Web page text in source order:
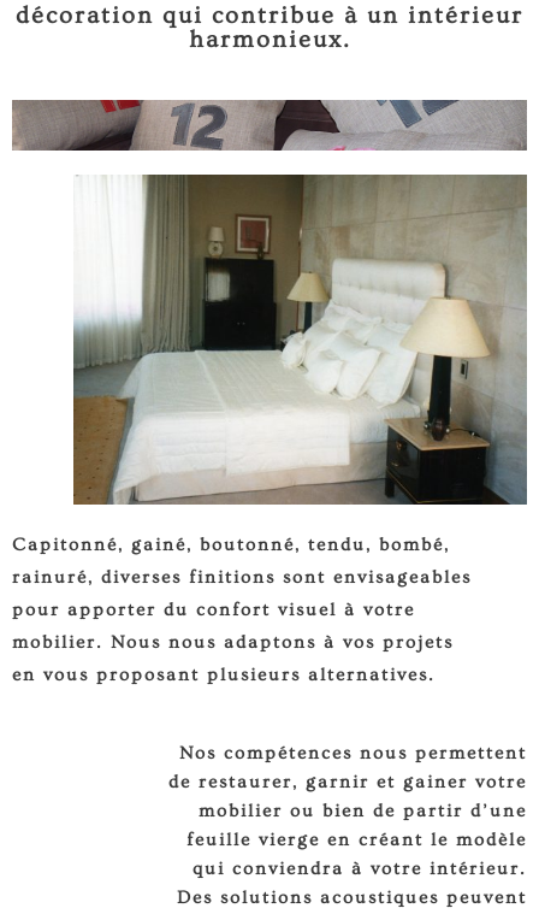
décoration qui contribue à un intérieur
harmonieux.
Capitonné, gainé, boutonné, tendu, bombé,
rainuré, diverses finitions sont envisageables
pour apporter du confort visuel à votre
mobilier. Nous nous adaptons à vos projets
en vous proposant plusieurs alternatives.
Nos compétences nous permettent
de restaurer, garnir et gainer votre
mobilier ou bien de partir d’une
feuille vierge en créant le modèle
qui conviendra à votre intérieur.
Des solutions acoustiques peuvent